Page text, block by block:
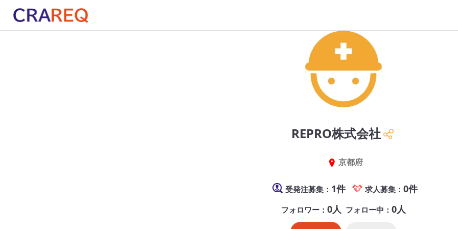
REPRO株式会社
京都府
受発注募集： 1件 求人募集： 0件
フォロワー： 0人 フォロー中： 0人